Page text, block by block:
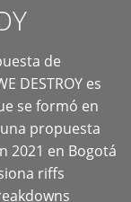
de
DESTROY es
se formó en
propuesta
2021 en Bogotá
riffs